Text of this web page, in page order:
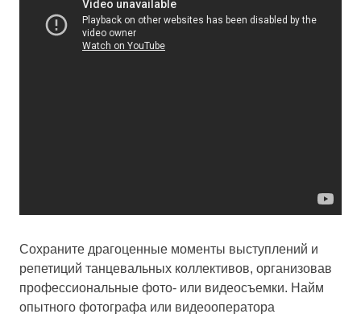
Сохраните драгоценные моменты выступлений и
репетиций танцевальных коллективов, организовав
профессиональные фото- или видеосъемки. Найм
опытного фотографа или видеооператора